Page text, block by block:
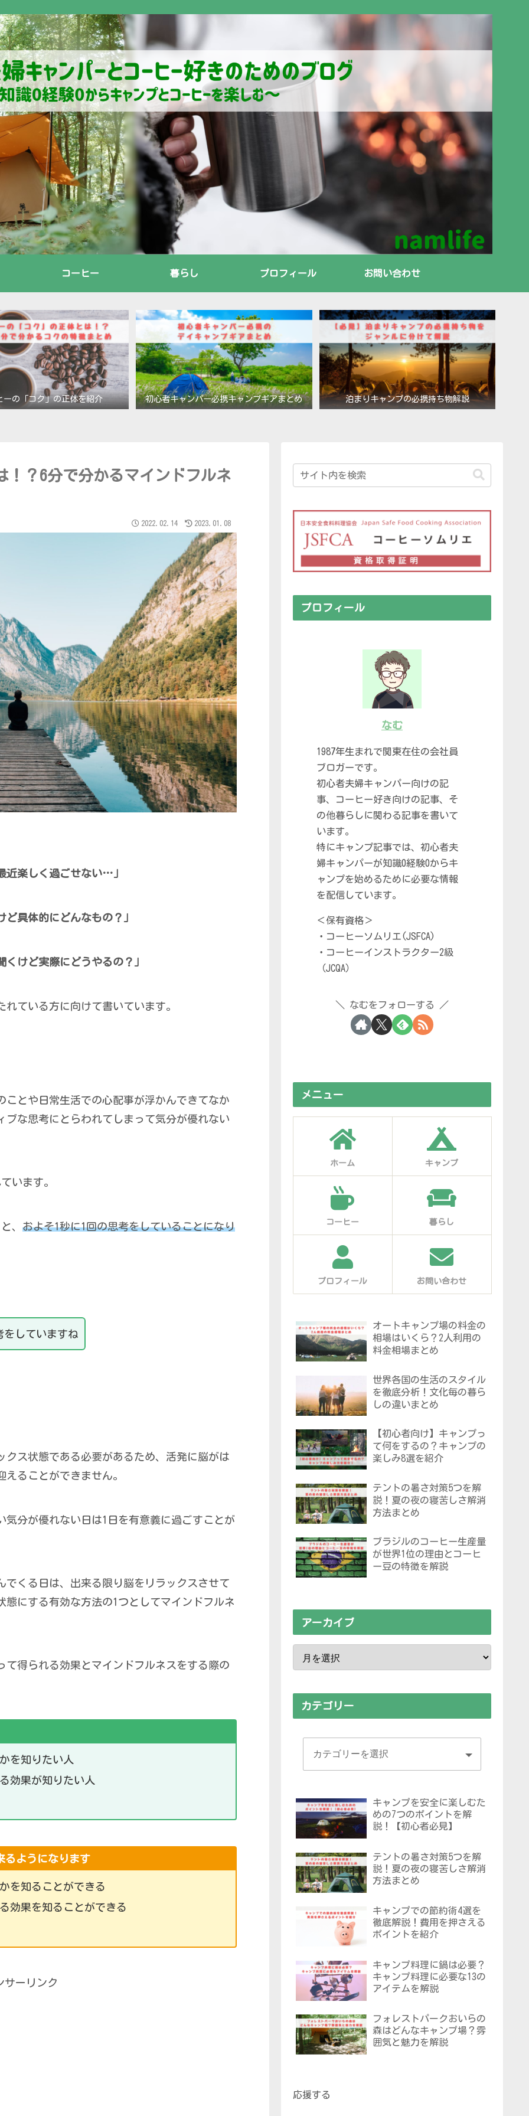
コーヒー 暮らし プロフィール お問い合わせ
ーの「コク」の正体を紹介 初心者キャンパー必携キャンプギアまとめ 泊まりキャンプの必携持ち物解説
！？6分で分かるマインドフルネ
2022.02.14 2023.01.08
近楽しく過ごせない…」
具体的にどんなもの？」
けど実際にどうやるの？」
ている方に向けて書いています。
とや日常生活での心配事が浮かんできてなか
な思考にとらわれてしまって気分が優れない
います。
、 およそ1秒に1回の思考をしていることになり
していますね
ス状態である必要があるため、活発に脳がは
ることができません。
分が優れない日は1日を有意義に過ごすことが
くる日は、出来る限り脳をリラックスさせて
にする有効な方法の1つとしてマインドフルネ
得られる効果とマインドフルネスをする際の
を知りたい人
効果が知りたい人
るようになります
を知ることができる
効果を知ることができる
サーリンク
プロフィール
なむ
1987年生まれで関東在住の会社員
ブロガーです。
初心者夫婦キャンパー向けの記
事、コーヒー好き向けの記事、そ
の他暮らしに関わる記事を書いて
います。
特にキャンプ記事では、初心者夫
婦キャンパーが知識0経験0からキ
ャンプを始めるために必要な情報
を配信しています。
＜保有資格＞
・コーヒーソムリエ(JSFCA)
・コーヒーインストラクター2級
（JCQA）
なむをフォローする
メニュー
ホーム キャンプ
コーヒー 暮らし
プロフィール お問い合わせ
オートキャンプ場の料金の
相場はいくら？2人利用の
料金相場まとめ
世界各国の生活のスタイル
を徹底分析！文化毎の暮ら
しの違いまとめ
【初心者向け】キャンプっ
て何をするの？キャンプの
楽しみ8選を紹介
テントの暑さ対策5つを解
説！夏の夜の寝苦しさ解消
方法まとめ
ブラジルのコーヒー生産量
が世界1位の理由とコーヒ
ー豆の特徴を解説
アーカイブ
カテゴリー
キャンプを安全に楽しむた
めの7つのポイントを解
説！【初心者必見】
テントの暑さ対策5つを解
説！夏の夜の寝苦しさ解消
方法まとめ
キャンプでの節約術4選を
徹底解説！費用を押さえる
ポイントを紹介
キャンプ料理に鍋は必要？
キャンプ料理に必要な13の
アイテムを解説
フォレストパークおいらの
森はどんなキャンプ場？雰
囲気と魅力を解説
応援する